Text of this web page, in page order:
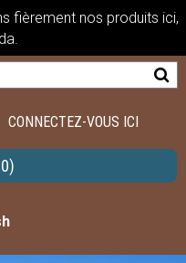
fièrement nos produits ici,
CONNECTEZ-VOUS ICI